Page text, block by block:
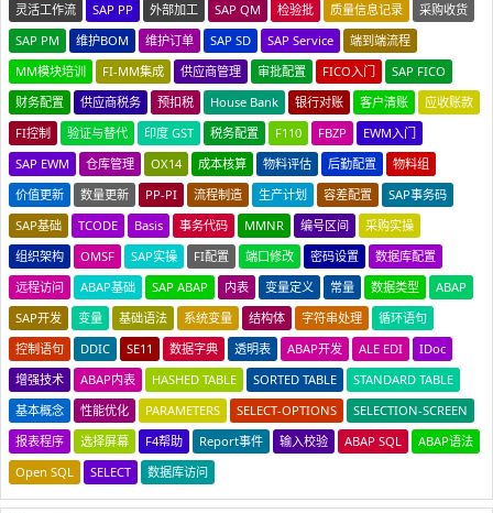
灵活工作流
SAP PP 外部加工 SAP QM 检验批 质量信息记录
采购收货
SAP PM
维护BOM 维护订单 SAP SD SAP Service
端到端流程
MM模块培训
FI-MM集成 供应商管理 审批配置 FICO入门
SAP FICO
财务配置
供应商税务 预扣税 House Bank 银行对账 客户清账
应收账款
FI控制
验证与替代 印度 GST 税务配置 F110 FBZP
EWM入门
SAP EWM
仓库管理 OX14 成本核算 物料评估 后勤配置
物料组
价值更新
数量更新 PP-PI 流程制造 生产计划 容差配置
SAP事务码
SAP基础
TCODE Basis 事务代码 MMNR 编号区间
采购实操
组织架构
OMSF SAP实操 FI配置 端口修改 密码设置
数据库配置
远程访问
ABAP基础 SAP ABAP 内表 变量定义 常量 数据类型
ABAP
SAP开发
变量 基础语法 系统变量 结构体 字符串处理
循环语句
控制语句
DDIC SE11 数据字典 透明表 ABAP开发 ALE EDI
IDoc
增强技术
ABAP内表 HASHED TABLE SORTED TABLE
STANDARD TABLE
基本概念
性能优化 PARAMETERS SELECT-OPTIONS
SELECTION-SCREEN
报表程序
选择屏幕 F4帮助 Report事件 输入校验 ABAP SQL
ABAP语法
Open SQL
SELECT 数据库访问